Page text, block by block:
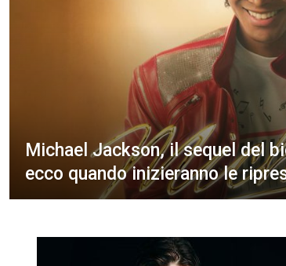
Michael Jackson, il sequel del
ecco quando inizieranno le